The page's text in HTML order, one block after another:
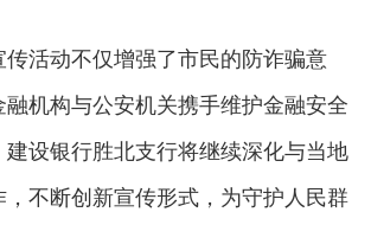
活动不仅增强了市民的防诈骗意
机构与公安机关携手维护金融安全
设银行胜北支行将继续深化与当地
不断创新宣传形式，为守护人民群